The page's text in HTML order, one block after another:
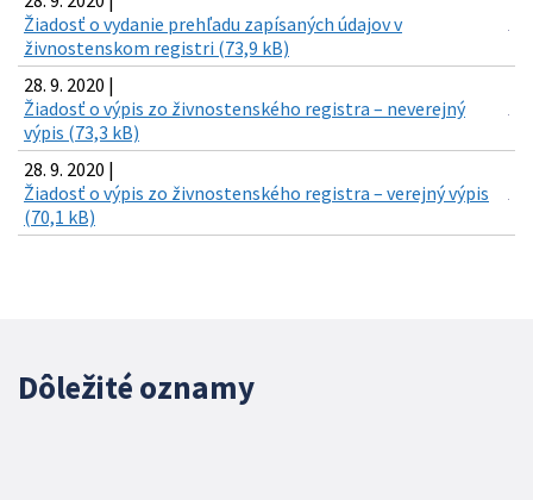
Žiadosť o vydanie prehľadu zapísaných údajov v
živnostenskom registri (73,9 kB)
28. 9. 2020 |
Žiadosť o výpis zo živnostenského registra – neverejný
výpis (73,3 kB)
28. 9. 2020 |
Žiadosť o výpis zo živnostenského registra – verejný výpis
(70,1 kB)
Dôležité oznamy